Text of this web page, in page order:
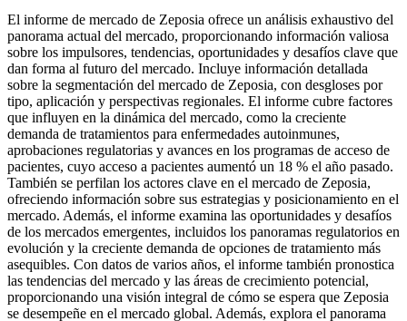
El informe de mercado de Zeposia ofrece un análisis exhaustivo del
panorama actual del mercado, proporcionando información valiosa
sobre los impulsores, tendencias, oportunidades y desafíos clave que
dan forma al futuro del mercado. Incluye información detallada
sobre la segmentación del mercado de Zeposia, con desgloses por
tipo, aplicación y perspectivas regionales. El informe cubre factores
que influyen en la dinámica del mercado, como la creciente
demanda de tratamientos para enfermedades autoinmunes,
aprobaciones regulatorias y avances en los programas de acceso de
pacientes, cuyo acceso a pacientes aumentó un 18 % el año pasado.
También se perfilan los actores clave en el mercado de Zeposia,
ofreciendo información sobre sus estrategias y posicionamiento en el
mercado. Además, el informe examina las oportunidades y desafíos
de los mercados emergentes, incluidos los panoramas regulatorios en
evolución y la creciente demanda de opciones de tratamiento más
asequibles. Con datos de varios años, el informe también pronostica
las tendencias del mercado y las áreas de crecimiento potencial,
proporcionando una visión integral de cómo se espera que Zeposia
se desempeñe en el mercado global. Además, explora el panorama